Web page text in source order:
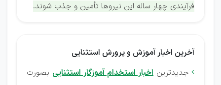
فرآیندی چهار ساله این نیروها تأمین و جذب شوند.
آخرین اخبار آموزش و پرورش استثنایی
 جدیدترین اخبار استخدام آموزگار استثنایی بصورت